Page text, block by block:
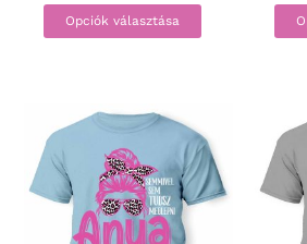
Opciók választása
Ennek
a
variációja
van.
A